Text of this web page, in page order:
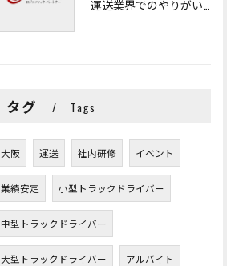
タグ Tags
大阪 運送 社内研修 イベント
業績安定 小型トラックドライバー
中型トラックドライバー
大型トラックドライバー アルバイト